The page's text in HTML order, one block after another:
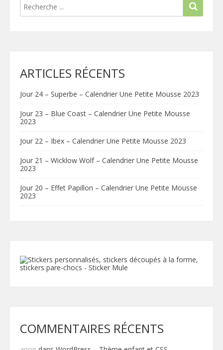
ARTICLES RÉCENTS
Jour 24 – Superbe – Calendrier Une Petite Mousse 2023
Jour 23 – Blue Coast – Calendrier Une Petite Mousse
2023
Jour 22 – Ibex – Calendrier Une Petite Mousse 2023
Jour 21 – Wicklow Wolf – Calendrier Une Petite Mousse
2023
Jour 20 – Effet Papillon – Calendrier Une Petite Mousse
2023
COMMENTAIRES RÉCENTS